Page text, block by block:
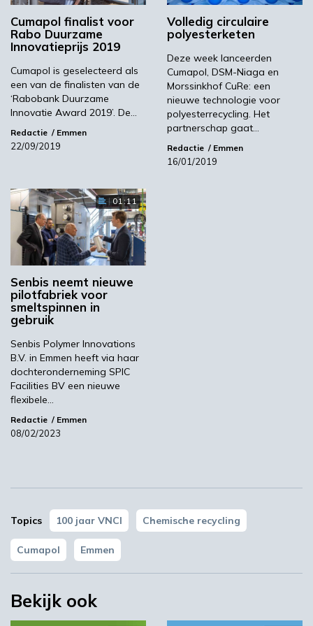
Live inzicht duurzame energieproductie, inclusief
biomassa
Meest gelezen
‘Grote groeikansen Europese markt voor biobased
producten’
Cumapol finalist voor
Rabo Duurzame
Innovatieprijs 2019
Cumapol is geselecteerd als
een van de finalisten van de
‘Rabobank Duurzame
Innovatie Award 2019’. De…
Redactie Emmen
22/09/2019
Volledig circulaire
polyesterketen
Deze week lanceerden
Cumapol, DSM-Niaga en
Morssinkhof CuRe: een
nieuwe technologie voor
polyesterrecycling. Het
partnerschap gaat…
Redactie Emmen
16/01/2019
01:11
Senbis neemt nieuwe
pilotfabriek voor
smeltspinnen in
gebruik
Senbis Polymer Innovations
B.V. in Emmen heeft via haar
dochteronderneming SPIC
Facilities BV een nieuwe
flexibele…
Redactie Emmen
08/02/2023
Topics 100 jaar VNCI Chemische recycling
Cumapol Emmen
Bekijk ook